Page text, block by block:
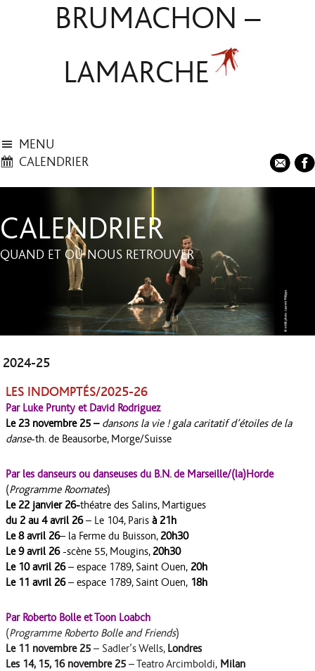
BRUMACHON –
LAMARCHE
MENU
CALENDRIER
CALENDRIER
QUAND ET OÙ NOUS RETROUVER
2024-25
LES INDOMPTÉS/2025-26
Par Luke Prunty et David Rodriguez
Le 23 novembre 25 – dansons la vie ! gala caritatif d’étoiles de la
danse-th. de Beausorbe, Morge/Suisse
Par les danseurs ou danseuses du B.N. de Marseille/(la)Horde
(Programme Roomates)
Le 22 janvier 26-théatre des Salins, Martigues
du 2 au 4 avril 26– Le 104, Paris à 21h
Le 8 avril 26– la Ferme du Buisson, 20h30
Le 9 avril 26-scène 55, Mougins, 20h30
Le 10 avril 26– espace 1789, Saint Ouen, 20h
Le 11 avril 26– espace 1789, Saint Ouen, 18h
Par Roberto Bolle et Toon Loabch
(Programme Roberto Bolle and Friends)
Le 11 novembre 25 – Sadler’s Wells, Londres
Les 14, 15, 16 novembre 25 – Teatro Arcimboldi, Milan